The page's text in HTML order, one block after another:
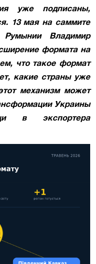
уже подписаны,
13 мая на саммите
Румынии Владимир
формата на
что такое формат
какие страны уже
механизм может
Украины
в экспортера